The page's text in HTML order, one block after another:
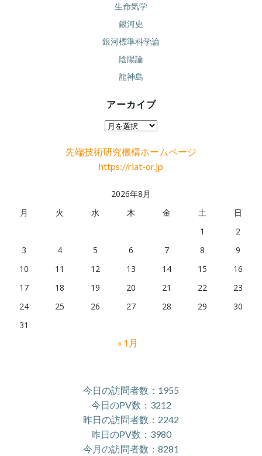
生命気学
銀河史
銀河標準科学論
陰陽論
龍神島
アーカイブ
ア
カ
イ
先端技術研究機構ホームページ
https://riat-or.jp
2026年8月
月
火 水 木 金 土
日
1
2
3
4 5 6 7 8
9
10
11 12 13 14 15
16
17
18 19 20 21 22
23
24
25 26 27 28 29
30
31
« 1月
今日の訪問者数：1955
今日のPV数：3212
昨日の訪問者数：2242
昨日のPV数：3980
今月の訪問者数：8281